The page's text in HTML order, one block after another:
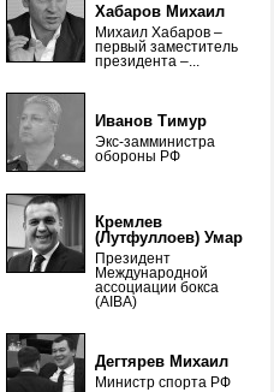
Хабаров Михаил
Михаил Хабаров –
первый заместитель
президента –...
Иванов Тимур
Экс-замминистра
обороны РФ
Кремлев
(Лутфуллоев) Умар
Президент
Международной
ассоциации бокса
(AIBA)
Дегтярев Михаил
Министр спорта РФ